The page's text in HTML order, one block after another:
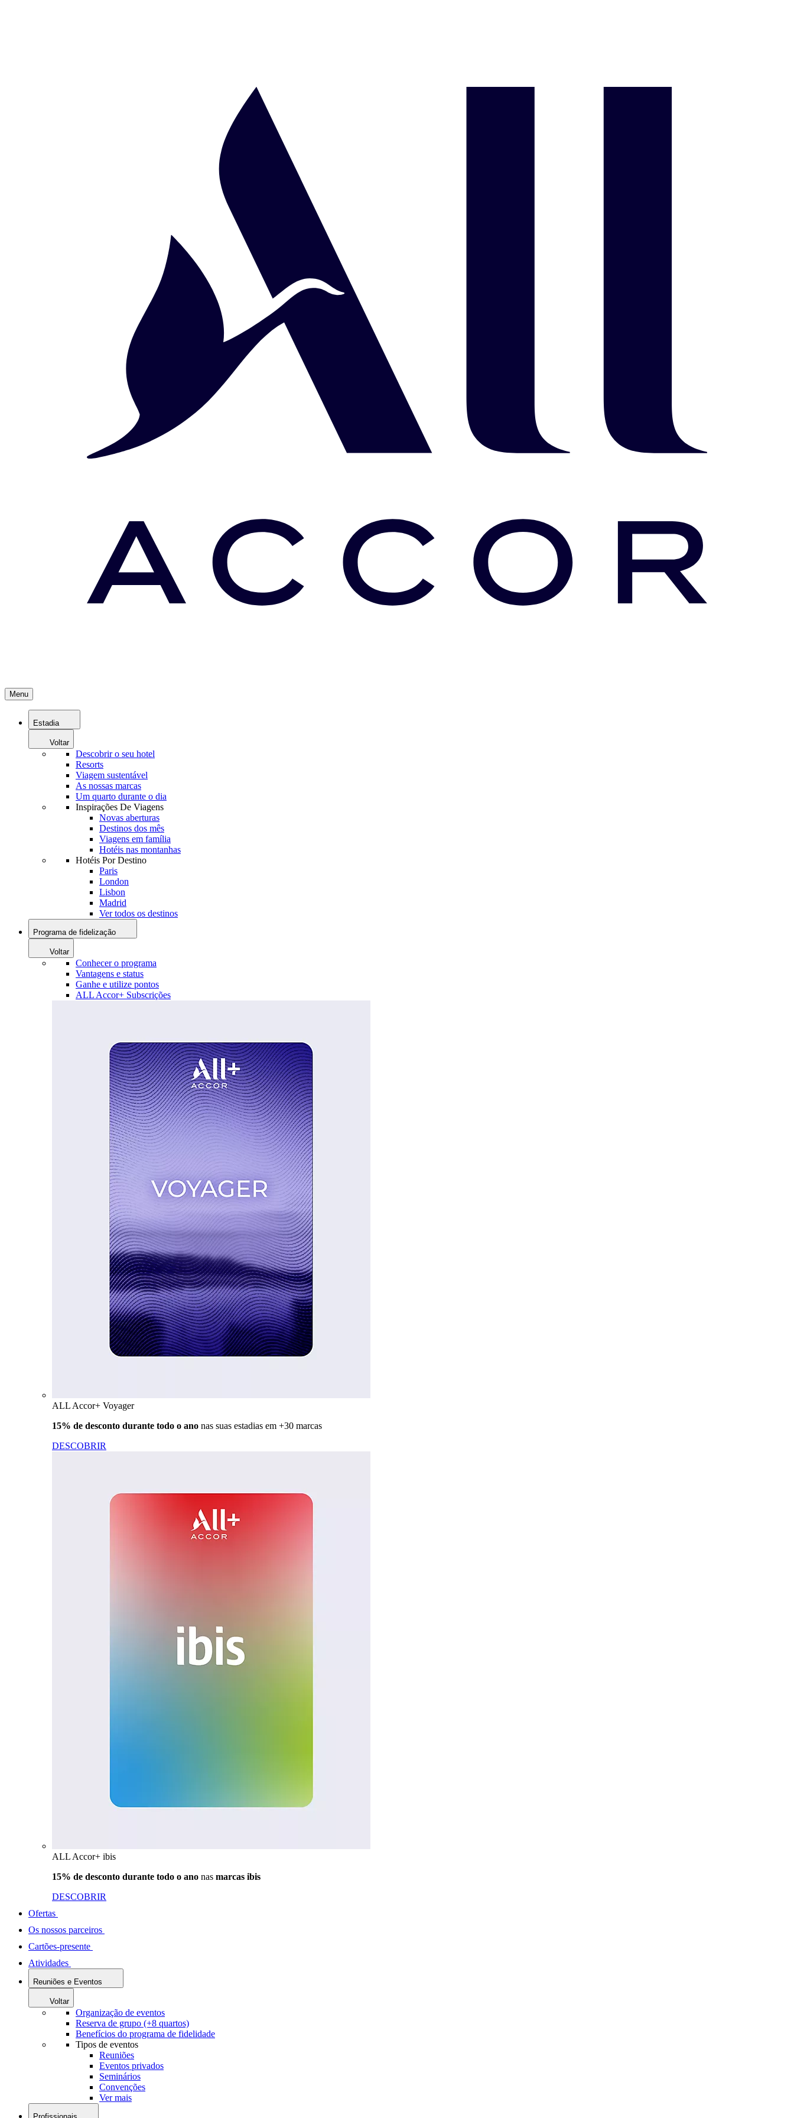
Menu
Estadia
Voltar
Descobrir o seu hotel
Resorts
Viagem sustentável
As nossas marcas
Um quarto durante o dia
Inspirações De Viagens
Novas aberturas
Destinos dos mês
Viagens em família
Hotéis nas montanhas
Hotéis Por Destino
Paris
London
Lisbon
Madrid
Ver todos os destinos
Programa de fidelização
Voltar
Conhecer o programa
Vantagens e status
Ganhe e utilize pontos
ALL Accor+ Subscrições
ALL Accor+ Voyager
15% de desconto durante todo o ano nas suas estadias em +30 marcas
DESCOBRIR
ALL Accor+ ibis
15% de desconto durante todo o ano nas marcas ibis
DESCOBRIR
Ofertas
Os nossos parceiros
Cartões-presente
Atividades
Reuniões e Eventos
Voltar
Organização de eventos
Reserva de grupo (+8 quartos)
Benefícios do programa de fidelidade
Tipos de eventos
Reuniões
Eventos privados
Seminários
Convenções
Ver mais